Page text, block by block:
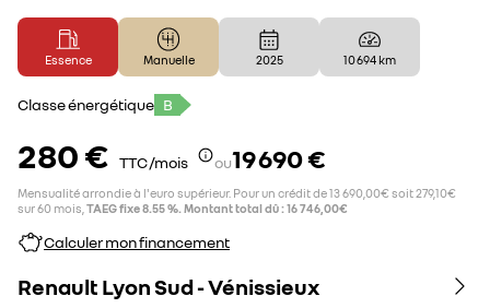
Essence Manuelle 2025 10 694 km
Classe énergétique B
280 € TTC /mois ou19 690 €
Mensualité arrondie à l'euro supérieur. Pour un crédit de 13 690,00€ soit 279,10€
sur 60 mois, TAEG fixe 8.55 %. Montant total dû : 16 746,00€
Calculer mon financement
Renault Lyon Sud - Vénissieux